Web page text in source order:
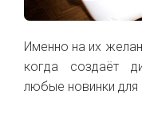
Именно на их
когда создаёт
любые новинки для